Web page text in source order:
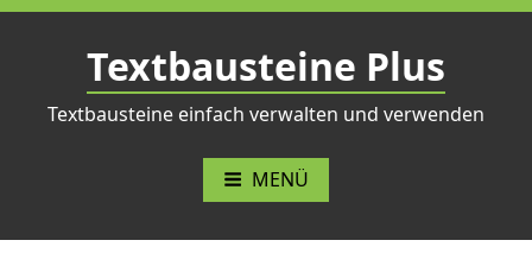
Zum
Textbausteine Plus
Textbausteine einfach verwalten und verwenden
MENÜ